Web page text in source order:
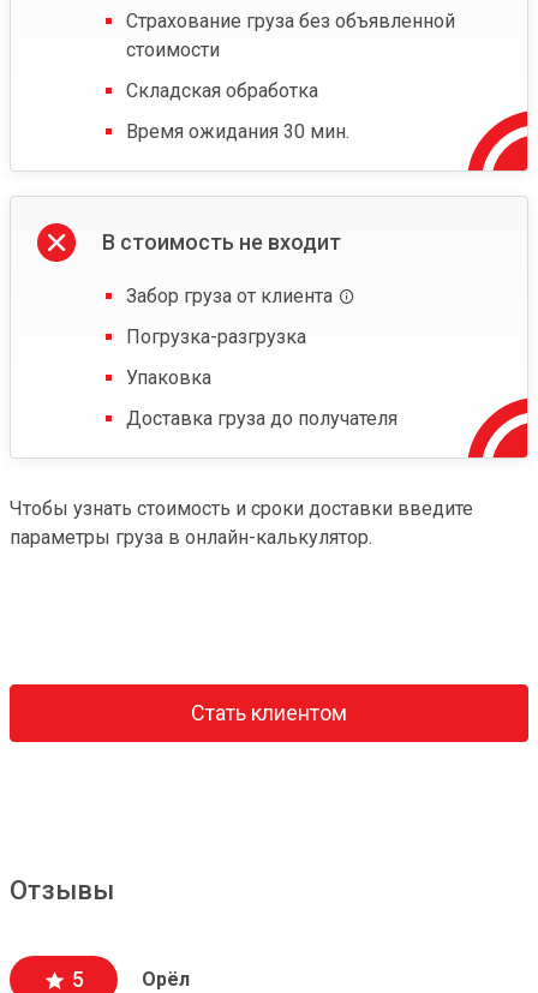
Страхование груза без объявленной
стоимости
Складская обработка
Время ожидания 30 мин.
В стоимость не входит
Забор груза от клиента
Погрузка-разгрузка
Упаковка
Доставка груза до получателя
Чтобы узнать стоимость и сроки доставки введите
параметры груза в онлайн-калькулятор.
Стать клиентом
Отзывы
5 Орёл